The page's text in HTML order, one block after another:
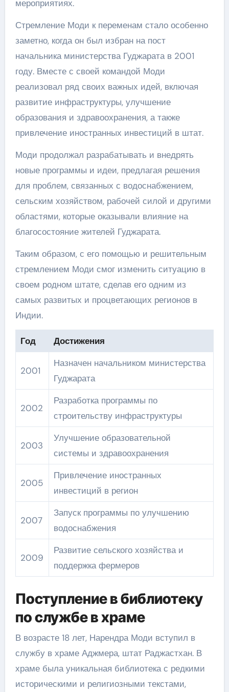
мероприятиях.
Стремление Моди к переменам стало особенно
заметно, когда он был избран на пост
начальника министерства Гуджарата в 2001
году. Вместе с своей командой Моди
реализовал ряд своих важных идей, включая
развитие инфраструктуры, улучшение
образования и здравоохранения, а также
привлечение иностранных инвестиций в штат.
Моди продолжал разрабатывать и внедрять
новые программы и идеи, предлагая решения
для проблем, связанных с водоснабжением,
сельским хозяйством, рабочей силой и другими
областями, которые оказывали влияние на
благосостояние жителей Гуджарата.
Таким образом, с его помощью и решительным
стремлением Моди смог изменить ситуацию в
своем родном штате, сделав его одним из
самых развитых и процветающих регионов в
Индии.
Год Достижения
2001
Назначен начальником министерства
Гуджарата
2002
Разработка программы по
строительству инфраструктуры
2003
Улучшение образовательной
системы и здравоохранения
2005
Привлечение иностранных
инвестиций в регион
2007
Запуск программы по улучшению
водоснабжения
2009
Развитие сельского хозяйства и
поддержка фермеров
Поступление в библиотеку
по службе в храме
В возрасте 18 лет, Нарендра Моди вступил в
службу в храме Аджмера, штат Раджастхан. В
храме была уникальная библиотека с редкими
историческими и религиозными текстами,